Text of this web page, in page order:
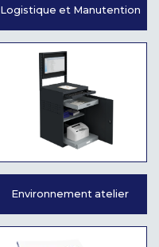
Logistique et Manutention
Environnement atelier